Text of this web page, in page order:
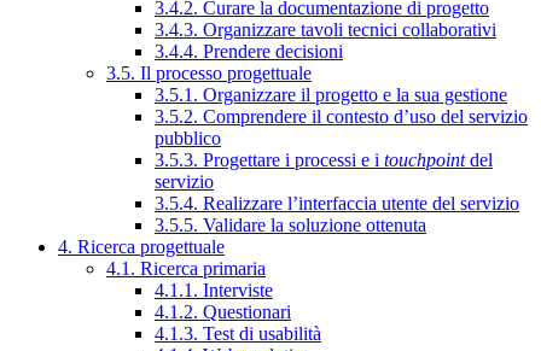
3.4.2. Curare la documentazione di progetto
3.4.3. Organizzare tavoli tecnici collaborativi
3.4.4. Prendere decisioni
3.5. Il processo progettuale
3.5.1. Organizzare il progetto e la sua gestione
3.5.2. Comprendere il contesto d’uso del servizio
pubblico
3.5.3. Progettare i processi e i touchpointdel
servizio
3.5.4. Realizzare l’interfaccia utente del servizio
3.5.5. Validare la soluzione ottenuta
4. Ricerca progettuale
4.1. Ricerca primaria
4.1.1. Interviste
4.1.2. Questionari
4.1.3. Test di usabilità